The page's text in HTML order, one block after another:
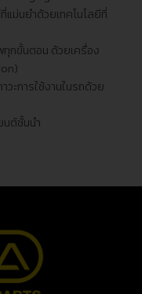
ม่นยำด้วยเทคโนโลยีที่
กขั้นตอน ด้วยเครื่อง
ะการใช้งานในรถด้วย
นต์ชั้นนำ